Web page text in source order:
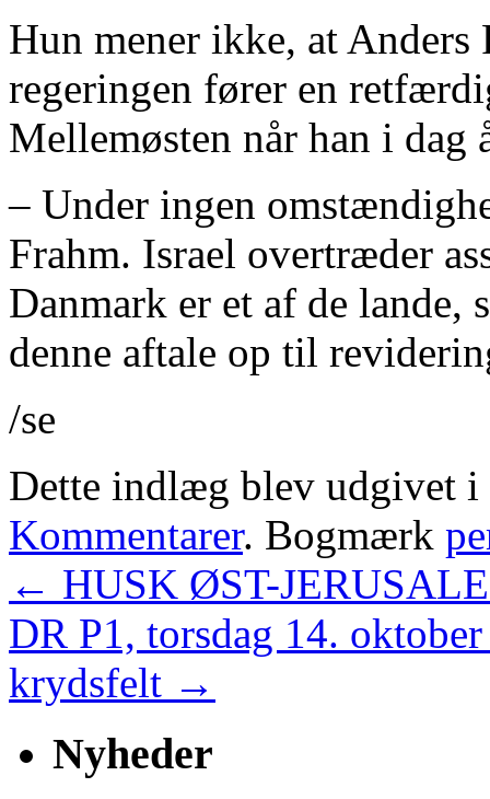
Hun mener ikke, at Anders
regeringen fører en
Mellemøsten når han i dag
– Under ingen
Frahm. Israel overtræder
Danmark er et af de lande,
denne aftale op til
/se
Dette indlæg blev udgivet i
Kommentarer. Bogmærk
← HUSK ØST-
DR P1, torsdag 14.
krydsfelt →
Nyheder